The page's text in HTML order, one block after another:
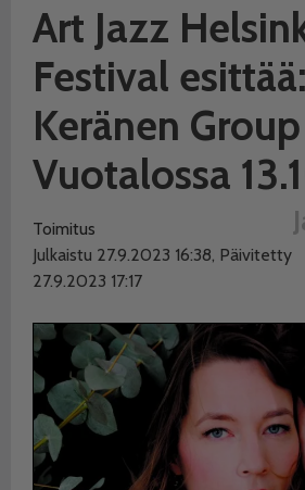
Art Jazz
Festival
Keränen Group
Vuotalossa
Toimitus
Julkaistu 27.9.2023 16:38, Päivitetty
27.9.2023 17:17